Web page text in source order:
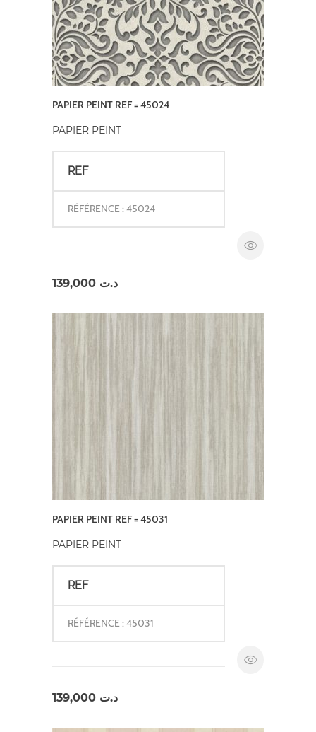
PAPIER PEINT REF = 45024
PAPIER PEINT
REF
RÉFÉRENCE : 45024
د.ت
PAPIER PEINT REF = 45031
PAPIER PEINT
REF
RÉFÉRENCE : 45031
د.ت